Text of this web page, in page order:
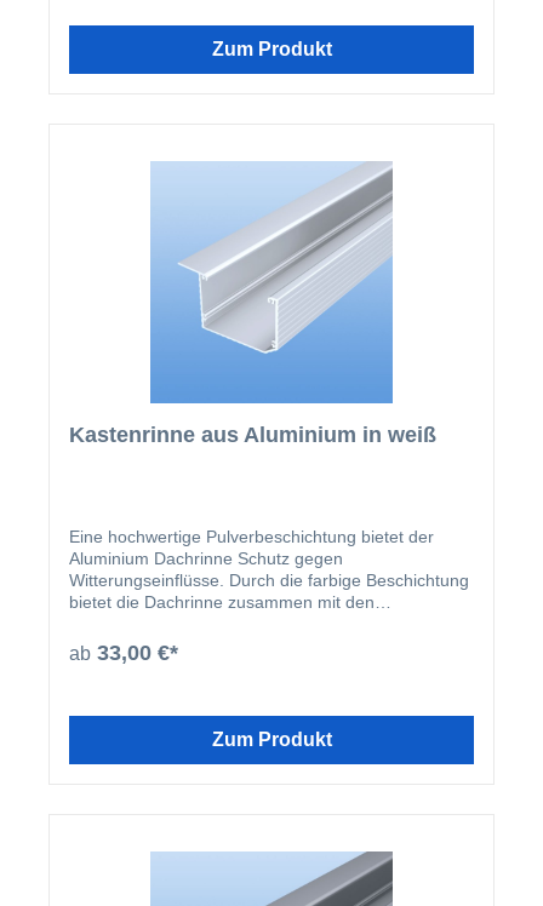
Zum Produkt
Kastenrinne aus Aluminium in weiß
Eine hochwertige Pulverbeschichtung bietet der
Aluminium Dachrinne Schutz gegen
Witterungseinflüsse. Durch die farbige Beschichtung
bietet die Dachrinne zusammen mit den
homogenes Gesamtbild.
ab 33,00 €*
Zum Produkt